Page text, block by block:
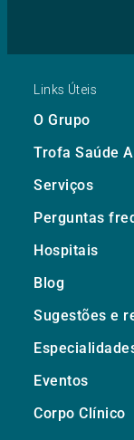
Links Úteis
O Grupo
Trofa Saúde
Serviços
Perguntas
Hospitais
Blog
Sugestões e
Eventos
Corpo Clínico